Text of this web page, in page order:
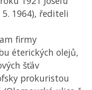
5. 1964), řediteli
firmy
éterických olejů,
šťáv
prokuristou